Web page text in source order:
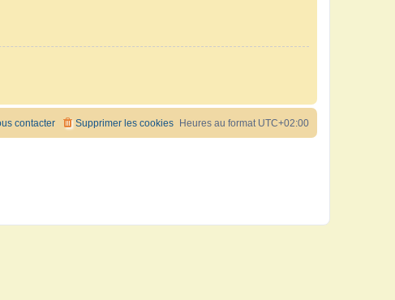
Heures au format UTC+02:00
Supprimer les cookies
contacter